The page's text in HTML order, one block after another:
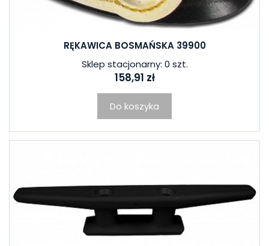
RĘKAWICA BOSMAŃSKA 39900
Sklep stacjonarny: 0 szt.
158,91 zł
Do koszyka